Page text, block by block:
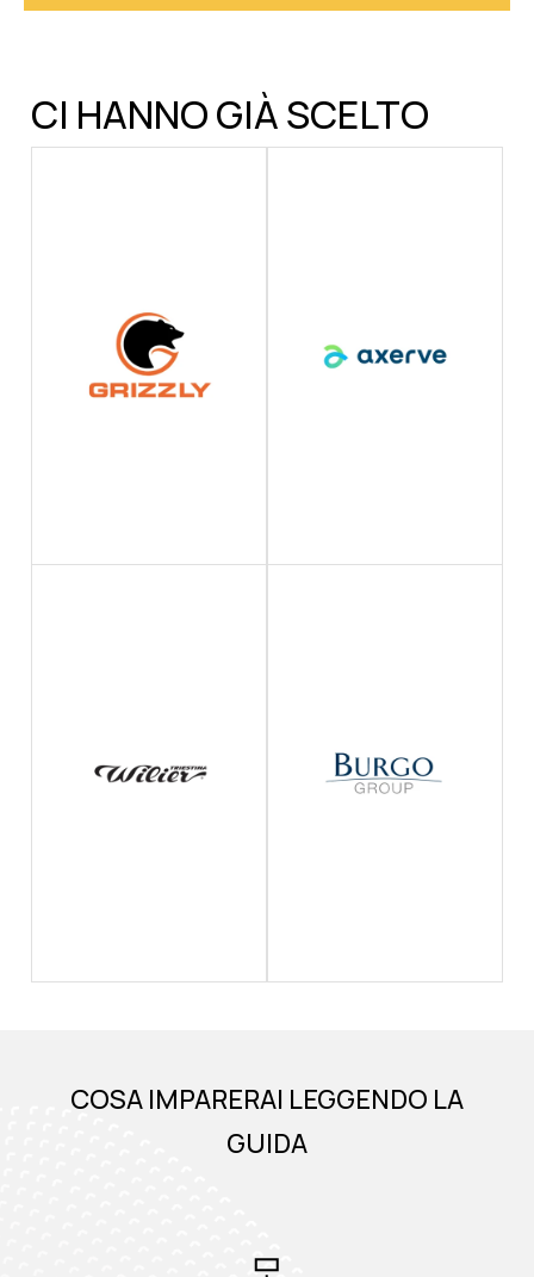
CI HANNO GIÀ SCELTO
COSA IMPARERAI LEGGENDO LA
GUIDA